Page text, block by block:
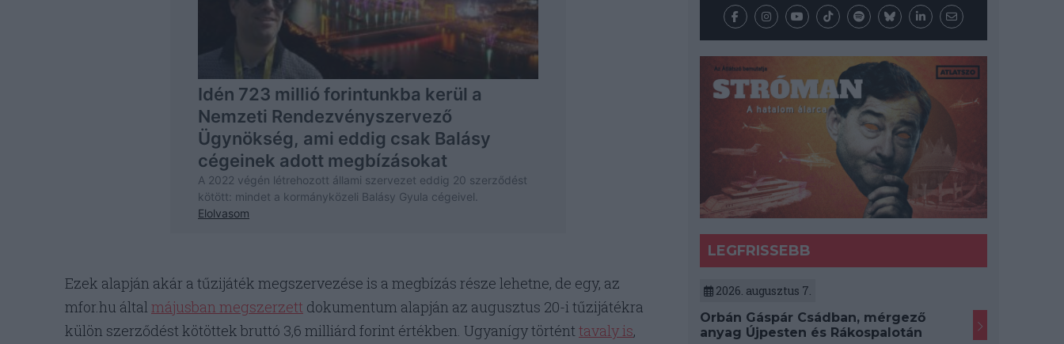
Ezek alapján akár a tűzijáték megszervezése is a megbízás része lehetne, de egy, az
mfor.hu által májusban megszerzett dokumentum alapján az augusztus 20-i tűzijátékra
külön szerződést kötöttek bruttó 3,6 milliárd forint értékben. Ugyanígy történttavaly is,
LEGFRISSEBB
2026. augusztus 7.
Orbán Gáspár Csádban, mérgező
anyag Újpesten és Rákospalotán